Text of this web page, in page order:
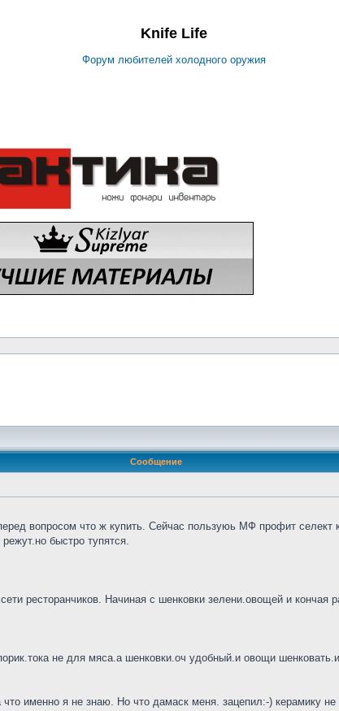
Knife Life
Форум любителей холодного оружия
Сообщение
вопросом что ж купить. Сейчас пользуюь МФ профит селект
быстро тупятся.
ресторанчиков. Начиная с шенковки зелени.овощей и кончая
не для мяса.а шенковки.оч удобный.и овощи
именно я не знаю. Но что дамаск меня. зацепил:-) керамику не